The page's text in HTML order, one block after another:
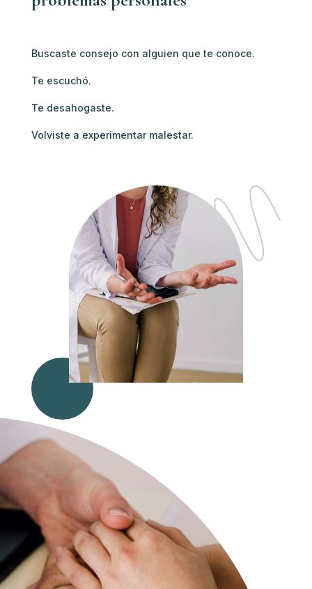
Buscaste consejo con alguien que te conoce.
Te escuchó.
Te desahogaste.
Volviste a experimentar malestar.